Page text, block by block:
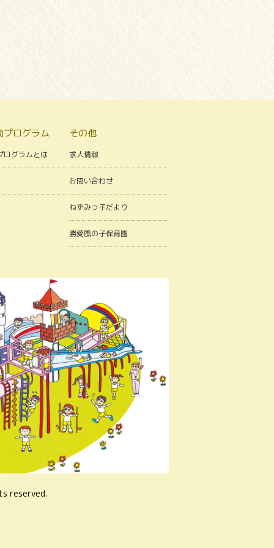
プログラム
ログラムとは
その他
求人情報
お問い合わせ
ねずみっ子だより
勝愛風の子保育園
reserved.